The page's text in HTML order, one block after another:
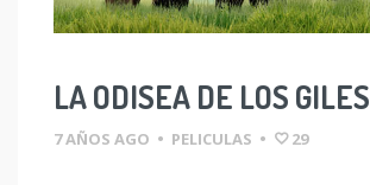
LA ODISEA DE LOS GILES
7 AÑOS AGO • PELICULAS • 29